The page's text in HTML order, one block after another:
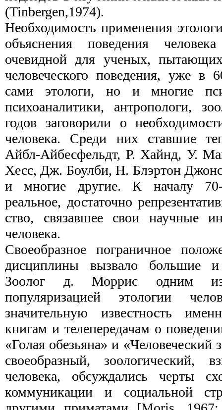
(Tinbergen,1974).
Необходимость применения
объяснения поведения
очевидной для ученых,
человеческого поведения, уже в
сами этологи, но и многие
психоаналитики, антро­пологи,
годов заговорили о
человека. Среди них ставшие
Айбл­-Айбесфельдт, Р. Хайнд, У.
Хесс, Дж. Боулби, Н. Блэртон
и многие другие. К началу 70-
реальное, достаточно
ство, связавшее свои научные
человека.
Своеобразное пограничное
дисциплины вызвало большие
Зоолог д. Моррис одним
популяризацией этологии
значительную известность
книгам и телепередачам о
«Голая обезьяна» и «Человеческий
своеобразный, зоологический,
человека, обсуж­дались черты
коммуникации и социальной